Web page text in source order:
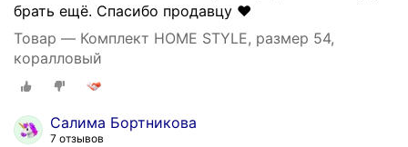
брать ещё. Спасибо продавцу ❤️
Товар — Комплект HOME STYLE, размер 54,
коралловый
Салима Бортникова
7 отзывов